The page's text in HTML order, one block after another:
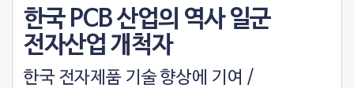
한국 PCB 산업의 역사 일군
전자산업 개척자
한국 전자제품 기술 향상에 기여 /